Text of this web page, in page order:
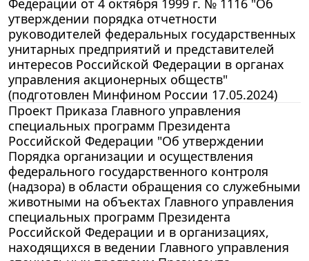
утверждении порядка отчетности
руководителей федеральных государственных
унитарных предприятий и представителей
интересов Российской Федерации в органах
управления акционерных обществ"
(подготовлен Минфином России 17.05.2024)
Проект Приказа Главного управления
специальных программ Президента
Российской Федерации "Об утверждении
Порядка организации и осуществления
федерального государственного контроля
(надзора) в области обращения со служебными
животными на объектах Главного управления
специальных программ Президента
Российской Федерации и в организациях,
находящихся в ведении Главного управления